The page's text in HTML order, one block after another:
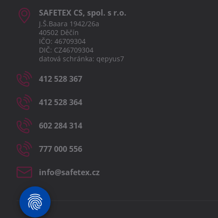
SAFETEX CS, spol​. s r​.o​.
J.Š.Baara 1942/26a
40502 Děčín
IČO: 46709304
DIČ: CZ46709304
datová schránka: qepyus7
412 528 367
412 528 364
602 284 314
777 000 556
info​@safetex​.cz